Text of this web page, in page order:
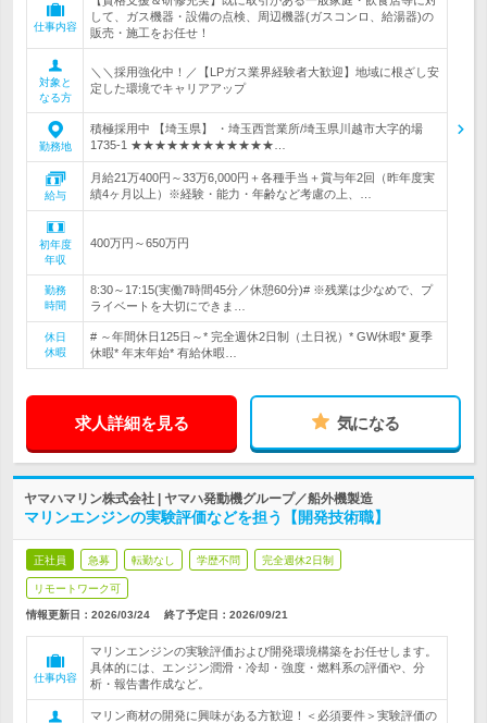
仕事内容
して、ガス機器・設備の点検、周辺機器(ガスコンロ、給湯器)の
販売・施工をお任せ！
対象と
なる方
＼＼採用強化中！／【LPガス業界経験者大歓迎】地域に根ざし安
定した環境でキャリアアップ
勤務地
積極採用中 【埼玉県】 ・埼玉西営業所/埼玉県川越市大字的場
1735-1 ★★★★★★★★★★★★…
給与
月給21万400円～33万6,000円＋各種手当＋賞与年2回（昨年度実
績4ヶ月以上）※経験・能力・年齢など考慮の上、…
初年度
年収
400万円～650万円
勤務
時間
8:30～17:15(実働7時間45分／休憩60分)# ※残業は少なめで、プ
ライベートを大切にできま…
休日
休暇
# ～年間休日125日～* 完全週休2日制（土日祝）* GW休暇* 夏季
休暇* 年末年始* 有給休暇…
求人詳細を見る 気になる
ヤマハマリン株式会社 | ヤマハ発動機グループ／船外機製造
マリンエンジンの実験評価などを担う【開発技術職】
正社員 急募 転勤なし 学歴不問 完全週休2日制
リモートワーク可
情報更新日：2026/03/24 終了予定日： 2026/09/21
仕事内容
マリンエンジンの実験評価および開発環境構築をお任せします。
具体的には、エンジン潤滑・冷却・強度・燃料系の評価や、分
析・報告書作成など。
マリン商材の開発に興味がある方歓迎！＜必須要件＞実験評価の